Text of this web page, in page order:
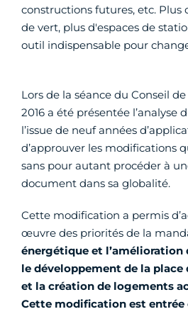
constructions futures, etc. Plus
de vert, plus d'espaces de
outil indispensable pour
Lors de la séance du Conseil
2016 a été présentée l’analyse
l’issue de neuf années
d’approuver les modifications
sans pour autant procéder à
document dans sa globalité.
Cette modification a permis
œuvre des priorités de la
énergétique et l’amélioration
le développement de la place
et la création de logements
Cette modification est entrée